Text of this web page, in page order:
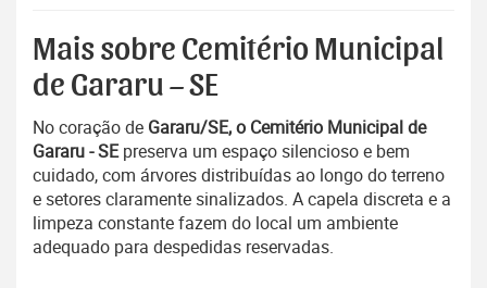
Mais sobre Cemitério Municipal
de Gararu – SE
No coração de Gararu/SE, o Cemitério Municipal de
Gararu - SEpreserva um espaço silencioso e bem
cuidado, com árvores distribuídas ao longo do terreno
e setores claramente sinalizados. A capela discreta e a
limpeza constante fazem do local um ambiente
adequado para despedidas reservadas.